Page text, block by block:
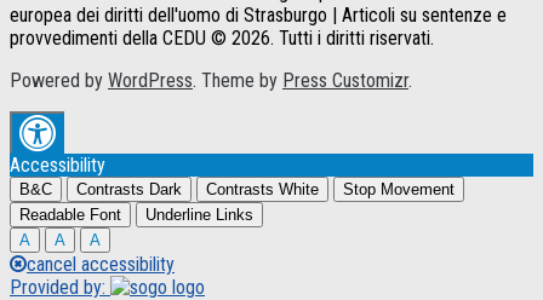
europea dei diritti dell'uomo di Strasburgo | Articoli su sentenze e
provvedimenti della CEDU © 2026. Tutti i diritti riservati.
Powered by WordPress. Theme by Press Customizr.
Accessibility
B&C Contrasts Dark Contrasts White
Stop Movement
Readable Font
Underline Links
A
A A
cancel accessibility
Provided by: